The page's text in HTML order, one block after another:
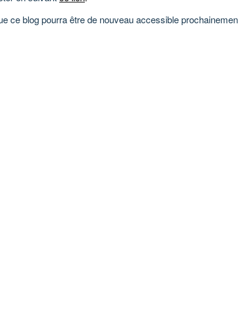
ce blog pourra être de nouveau accessible